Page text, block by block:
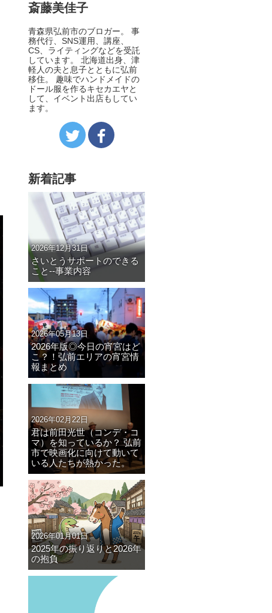
斎藤美佳子
青森県弘前市のブロガー。 事
務代行、SNS運用、講座、
CS、ライティングなどを受託
しています。 北海道出身、津
軽人の夫と息子とともに弘前
移住。 趣味でハンドメイドの
ドール服を作るキセカエヤと
して、イベント出店もしてい
ます。
新着記事
2026年12月31日
さいとうサポートのできる
こと--事業内容
2026年05月13日
2026年版◎今日の宵宮はど
こ？！弘前エリアの宵宮情
報まとめ
2026年02月22日
君は前田光世（コンデ・コ
マ）を知っているか？ 弘前
市で映画化に向けて動いて
いる人たちが熱かった。
2026年01月01日
2025年の振り返りと2026年
の抱負